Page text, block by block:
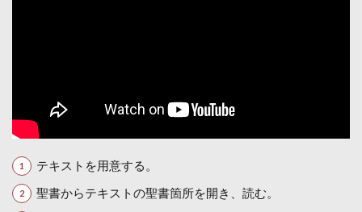
テキストを用意する。
聖書からテキストの聖書箇所を開き、読む。